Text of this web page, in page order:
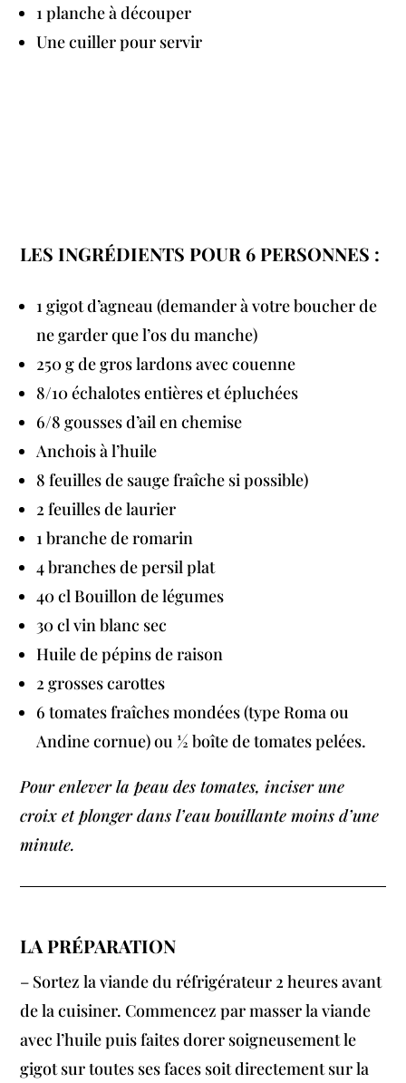
1 planche à découper
Une cuiller pour servir
LES INGRÉDIENTS POUR 6 PERSONNES :
1 gigot d’agneau (demander à votre boucher de
ne garder que l’os du manche)
250 g de gros lardons avec couenne
8/10 échalotes entières et épluchées
6/8 gousses d’ail en chemise
Anchois à l’huile
8 feuilles de sauge fraîche si possible)
2 feuilles de laurier
1 branche de romarin
4 branches de persil plat
40 cl Bouillon de légumes
30 cl vin blanc sec
Huile de pépins de raison
2 grosses carottes
6 tomates fraîches mondées (type Roma ou
Andine cornue) ou ½ boîte de tomates pelées.
Pour enlever la peau des tomates, inciser une
croix et plonger dans l’eau bouillante moins d’une
minute.
LA PRÉPARATION
– Sortez la viande du réfrigérateur 2 heures avant
de la cuisiner. Commencez par masser la viande
avec l’huile puis faites dorer soigneusement le
gigot sur toutes ses faces soit directement sur la